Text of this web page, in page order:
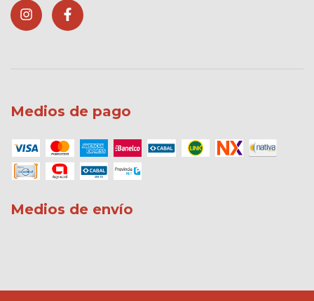
Medios de pago
Medios de envío